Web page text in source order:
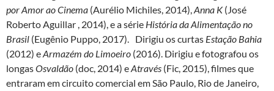
por Amor ao Cinema (Aurélio Michiles, 2014),Anna K(José
Roberto Aguillar , 2014), e a série História da Alimentação no
Brasil (Eugênio Puppo, 2017). Dirigiu os curtas Estação Bahia
(2012) eArmazém do Limoeiro (2016). Dirigiu e fotografou os
longasOsvaldão (doc, 2014) eAtravés (Fic, 2015), filmes que
entraram em circuito comercial em São Paulo, Rio de Janeiro,